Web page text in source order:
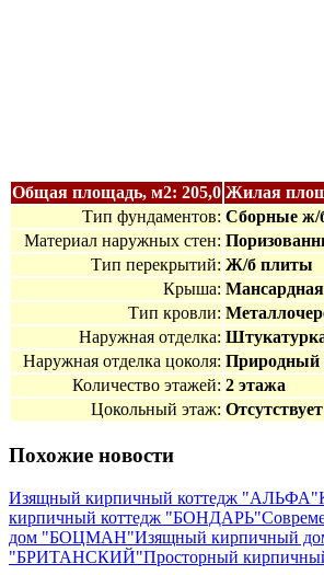
Общая площадь, м2: 205,0 Жилая
Тип фундаментов: Сборные ж/
Материал наружных стен:
Тип перекрытий: Ж/б плиты
Крыша: Мансардная
Тип кровли:
Наружная отделка:
Наружная отделка цоколя: Природный
Количество этажей: 2 этажа
Цокольный этаж: Отсутствует
Похожие новости
Изящный кирпичный коттедж "АЛЬФА"
кирпичный коттедж "БОНДАРЬ"
дом "БОЦМАН"Изящный кирпичный
"БРИТАНСКИЙ"Просторный